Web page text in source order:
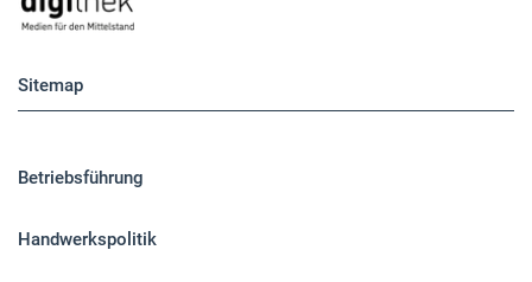
Sitemap
Betriebsführung
Handwerkspolitik